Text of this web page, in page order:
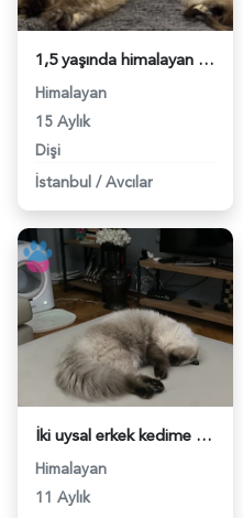
1,5 yaşında himalayan dişi kızımıza Eş Arıyoruz - 118982708
Himalayan
15 Aylık
Dişi
İstanbul / Avcılar
İki uysal erkek kedime eş arıyorum - 118981981
Himalayan
11 Aylık